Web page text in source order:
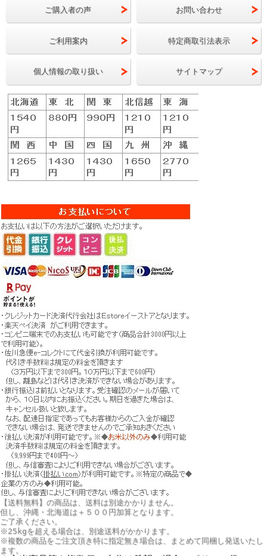
ご購入者の声 お問い合わせ
ご利用案内 特定商取引法表示
個人情報の取り扱い サイトマップ
【送料無料】の商品は、送料は別途かかりません。
但し、 沖縄・北海道は＋５００円 加算となります。
ご了承ください。
※25kgを超える場合は、別途送料がかかります。
※複数の商品をご注文頂き特に指定無き場合は、まとめて同梱し発送いたし
ます。